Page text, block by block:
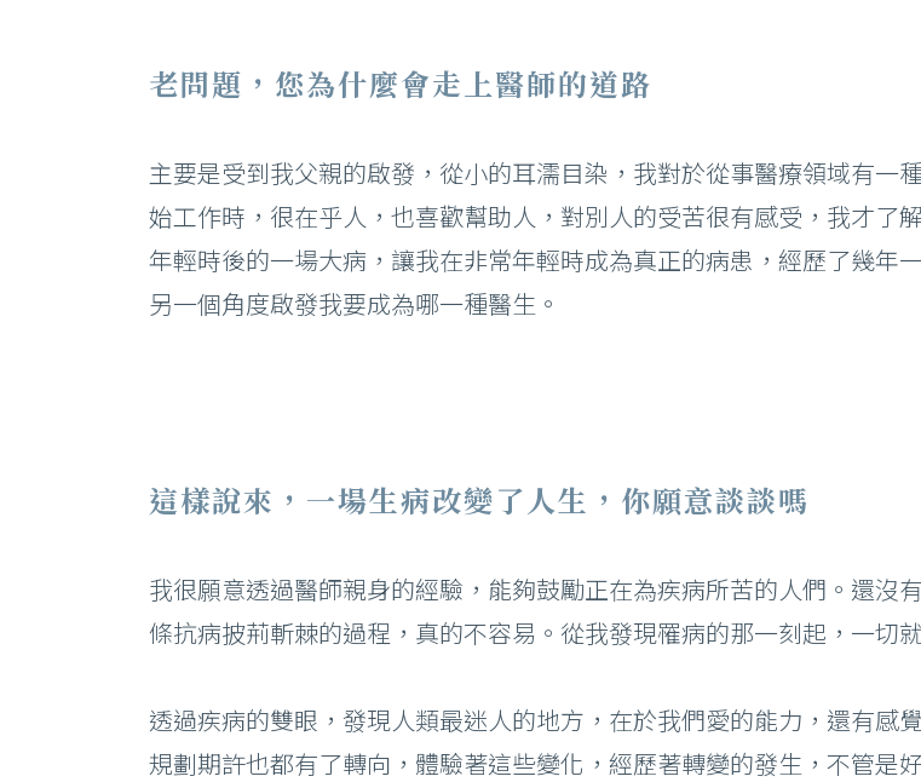
亞歷山大雷射
喬雅露膠原蛋白針
鳳凰電波
臉部雷射 術前後注意事項
電音波拉提 術前後須知
老問題，您為什麼會走上醫師的道路
主要是受到我父親的啟發，從小的耳濡目染，我對於從事醫療領域有一
始工作時，很在乎人，也喜歡幫助人，對別人的受苦很有感受，我才了
年輕時後的一場大病，讓我在非常年輕時成為真正的病患，經歷了幾年
另一個角度啟發我要成為哪一種醫生。
這樣說來，一場生病改變了人生，你願意談談嗎
我很願意透過醫師親身的經驗，能夠鼓勵正在為疾病所苦的人們。還沒
條抗病披荊斬棘的過程，真的不容易。從我發現罹病的那一刻起，一切
透過疾病的雙眼，發現人類最迷人的地方，在於我們愛的能力，還有感
規劃期許也都有了轉向，體驗著這些變化，經歷著轉變的發生，不管是